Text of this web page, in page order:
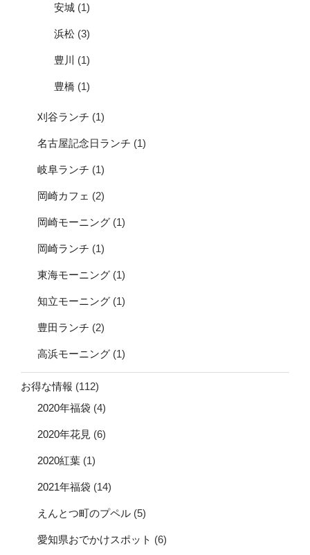
安城 (1)
浜松 (3)
豊川 (1)
豊橋 (1)
刈谷ランチ (1)
名古屋記念日ランチ (1)
岐阜ランチ (1)
岡崎カフェ (2)
岡崎モーニング (1)
岡崎ランチ (1)
東海モーニング (1)
知立モーニング (1)
豊田ランチ (2)
高浜モーニング (1)
お得な情報 (112)
2020年福袋 (4)
2020年花見 (6)
2020紅葉 (1)
2021年福袋 (14)
えんとつ町のプペル (5)
愛知県おでかけスポット (6)